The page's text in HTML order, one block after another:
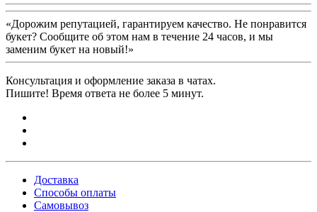
«Дорожим репутацией, гарантируем качество. Не понравится
букет? Сообщите об этом нам в течение 24 часов, и мы
заменим букет на новый!»
Консультация и оформление заказа в чатах.
Пишите! Время ответа не более 5 минут.
Доставка
Способы оплаты
Самовывоз